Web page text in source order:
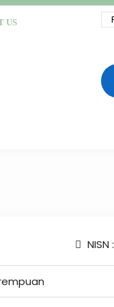
US
NISN :